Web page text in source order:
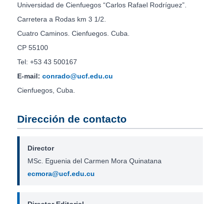
Universidad de Cienfuegos “Carlos Rafael Rodríguez”.
Carretera a Rodas km 3 1/2.
Cuatro Caminos. Cienfuegos. Cuba.
CP 55100
Tel: +53 43 500167
E-mail: conrado@ucf.edu.cu
Cienfuegos, Cuba.
Dirección de contacto
Director
MSc. Eguenia del Carmen Mora Quinatana
ecmora@ucf.edu.cu